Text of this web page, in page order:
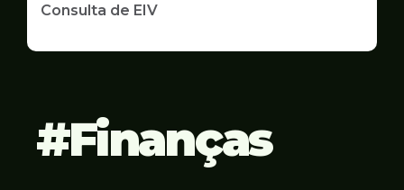
Consulta de EIV
Finanças